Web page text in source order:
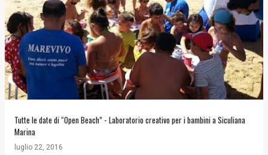
Tutte le date di “Open Beach” - Laboratorio creativo per i bambini a Siculiana
Marina
luglio 22, 2016